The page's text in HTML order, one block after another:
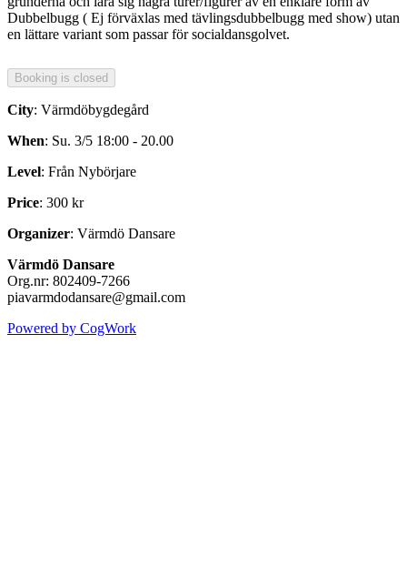
Dubbelbugg ( Ej förväxlas med tävlingsdubbelbugg med show) utan
en lättare variant som passar för socialdansgolvet.
City: Värmdöbygdegård
When: Su. 3/5 18:00 - 20.00
Level: Från Nybörjare
Price: 300 kr
Organizer: Värmdö Dansare
Värmdö Dansare
Org.nr: 802409-7266
piavarmdodansare@gmail.com
Powered by CogWork